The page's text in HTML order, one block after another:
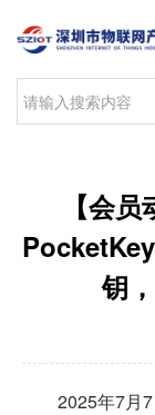
【会
钥
2025年7月